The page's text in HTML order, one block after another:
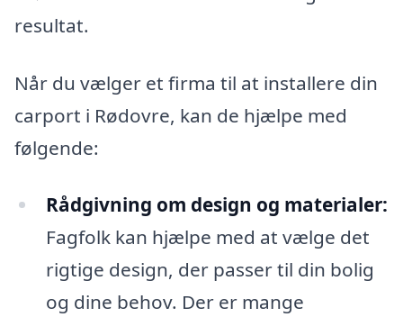
resultat.
Når du vælger et firma til at installere din
carport i Rødovre, kan de hjælpe med
følgende:
Rådgivning om design og materialer:
Fagfolk kan hjælpe med at vælge det
rigtige design, der passer til din bolig
og dine behov. Der er mange